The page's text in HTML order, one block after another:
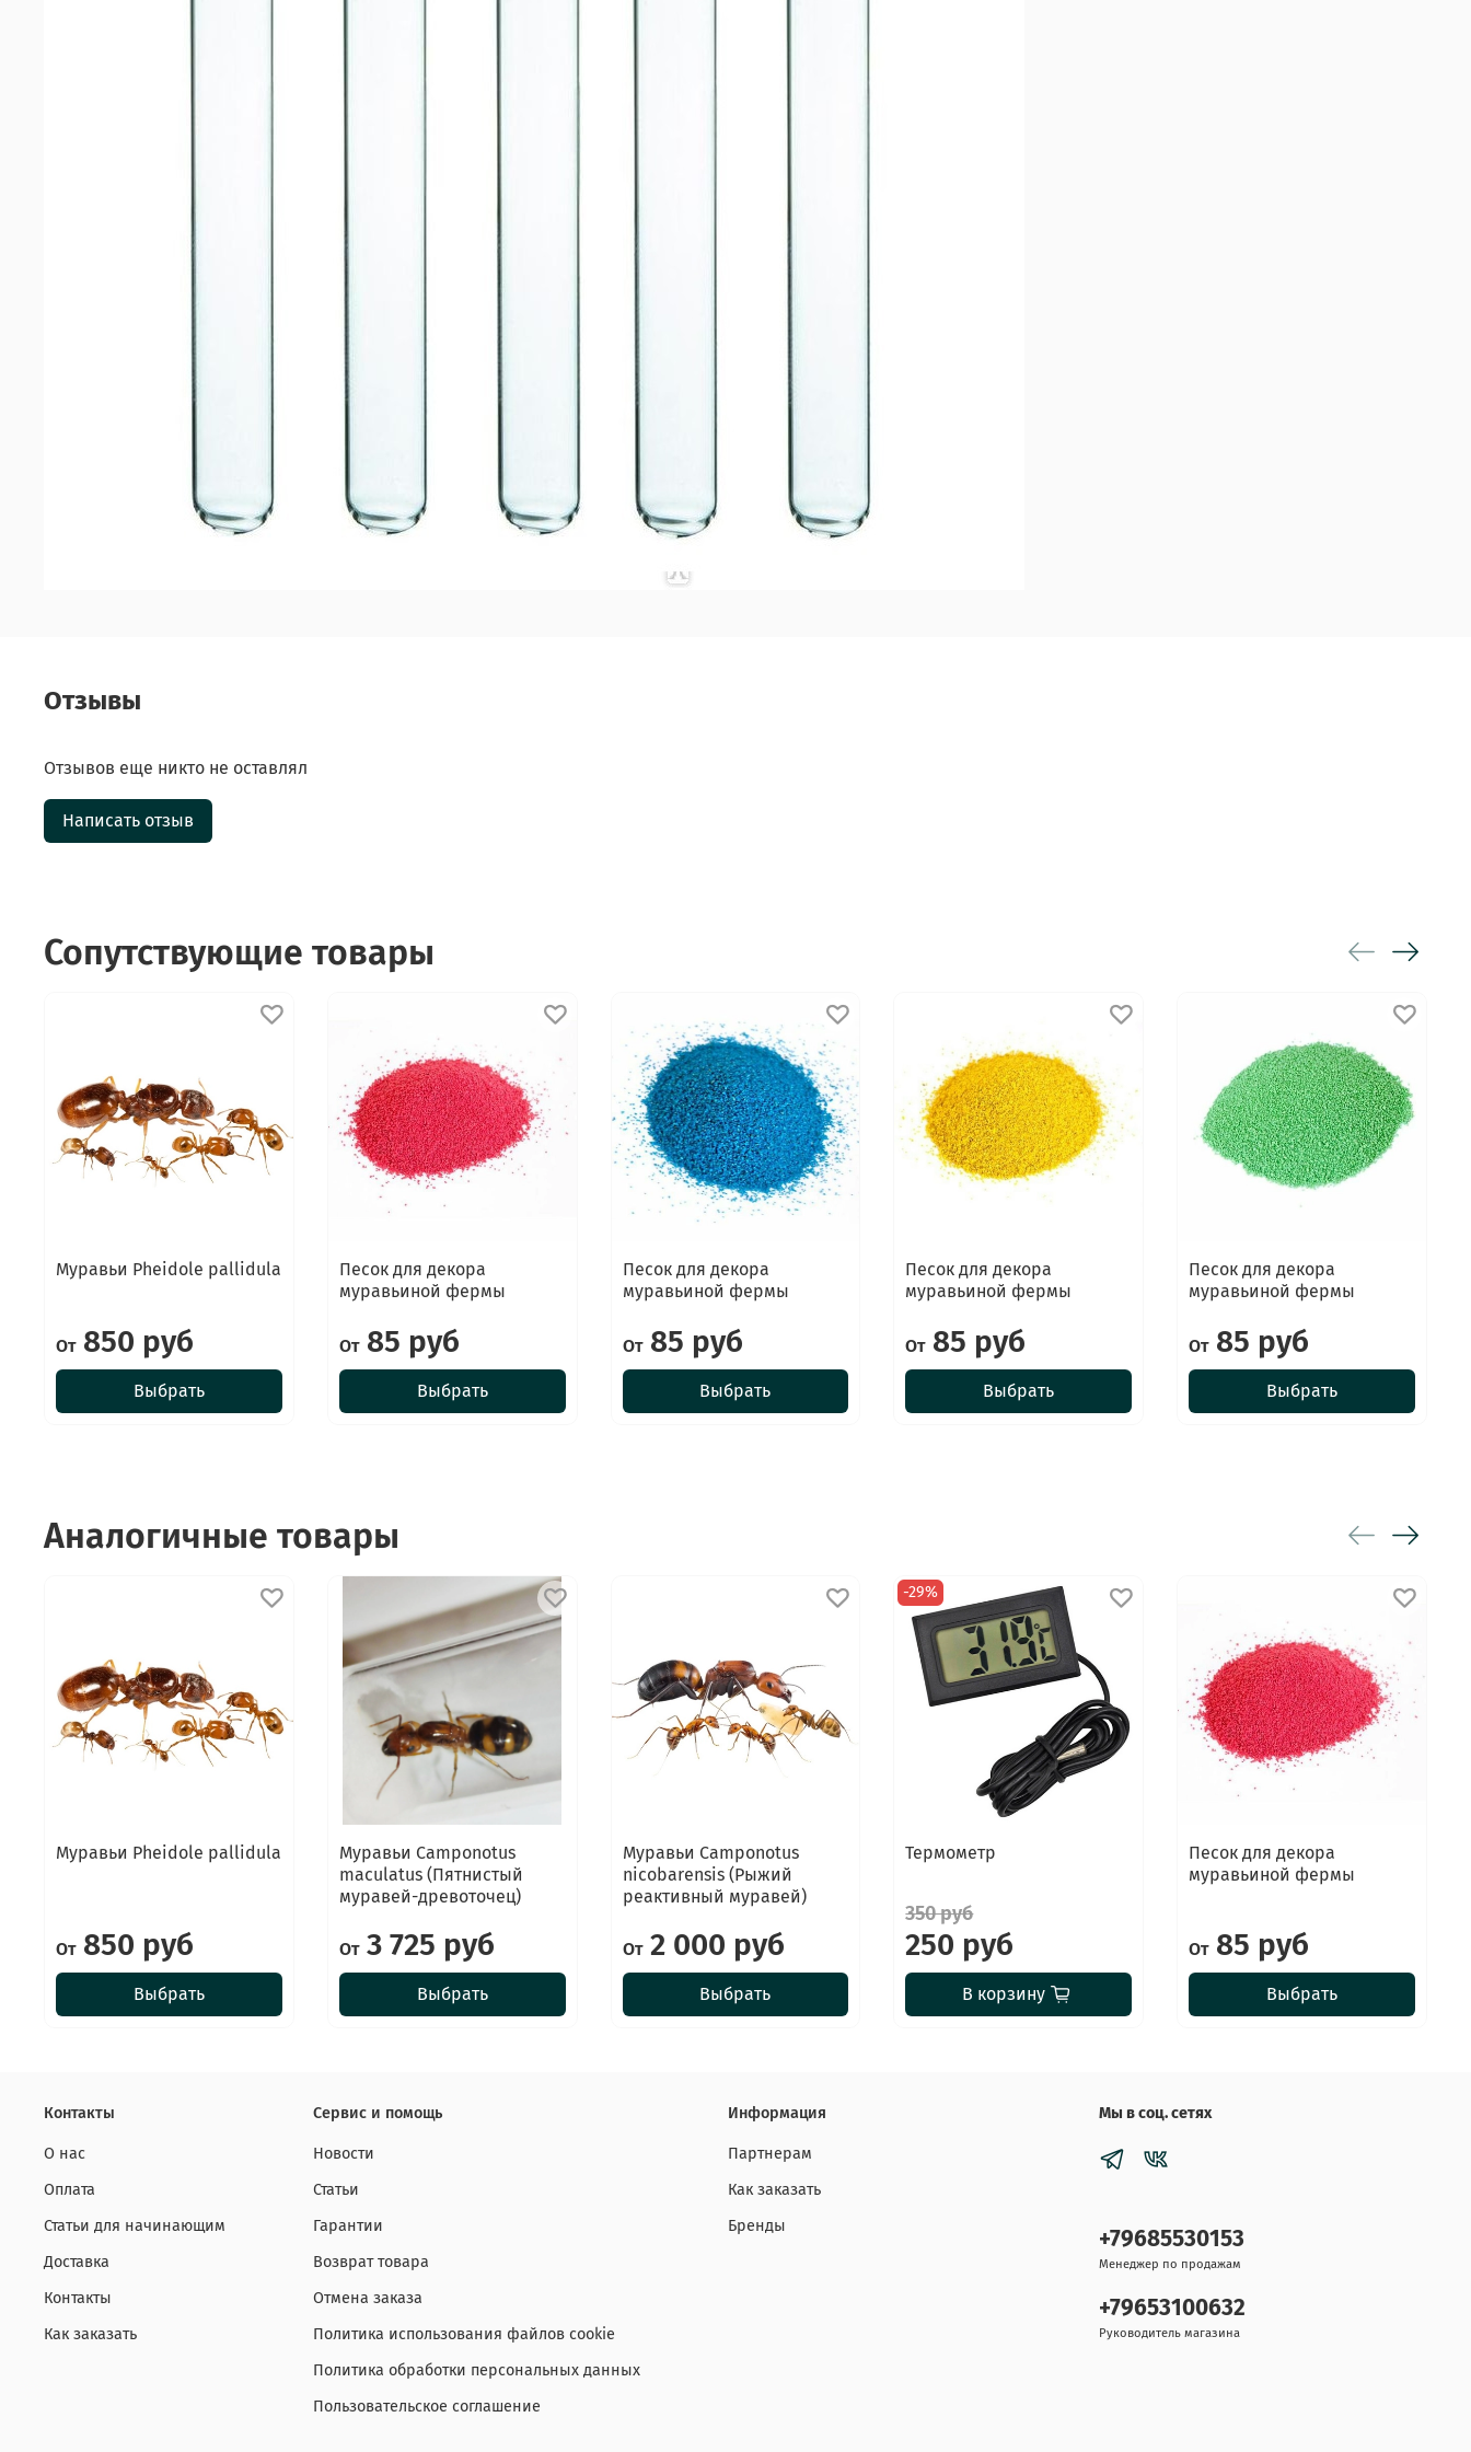
Отзывы
Отзывов еще никто не оставлял
Написать отзыв
Сопутствующие товары
Муравьи Pheidole pallidula
От850 руб
Выбрать
Песок для декора
муравьиной фермы
От85 руб
Выбрать
Песок для декора
муравьиной фермы
От85 руб
Выбрать
Песок для декора
муравьиной фермы
От85 руб
Выбрать
Песок для декора
муравьиной фермы
От85 руб
Выбрать
Аналогичные товары
Муравьи Pheidole pallidula
От850 руб
Выбрать
Муравьи Camponotus
maculatus (Пятнистый
муравей-древоточец)
От3 725 руб
Выбрать
Муравьи Camponotus
nicobarensis (Рыжий
реактивный муравей)
От2 000 руб
Выбрать
-29%
Термометр
350 руб
250 руб
В корзину
Песок для декора
муравьиной фермы
От85 руб
Выбрать
Контакты
О нас
Оплата
Статьи для начинающим
Доставка
Контакты
Как заказать
Сервис и помощь
Новости
Статьи
Гарантии
Возврат товара
Отмена заказа
Политика использования файлов cookie
Политика обработки персональных данных
Пользовательское соглашение
Информация
Партнерам
Как заказать
Бренды
Мы в соц. сетях
+79685530153
Менеджер по продажам
+79653100632
Руководитель магазина